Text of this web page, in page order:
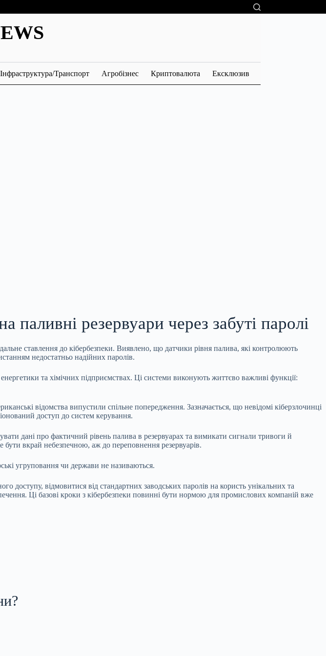
Інфраструктура/Транспорт Агробізнес Криптовалюта Ексклюзив
резервуари через забуті паролі
ставлення до кібербезпеки. Виявлено, що датчики рівня палива, які контролюють
недостатньо надійних паролів.
та хімічних підприємствах. Ці системи виконують життєво важливі функції:
відомства випустили спільне попередження. Зазначається, що невідомі кіберзлочинці
доступ до систем керування.
дані про фактичний рівень палива в резервуарах та вимикати сигнали тривоги й
бути вкрай небезпечною, аж до переповнення резервуарів.
угруповання чи держави не називаються.
доступу, відмовитися від стандартних заводських паролів на користь унікальних та
Ці базові кроки з кібербезпеки повинні бути нормою для промислових компаній вже